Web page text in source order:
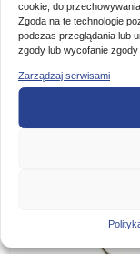
cookie, do
Zgoda na te technologie
podczas przeglądania lub
zgody lub wycofanie
Zarządzaj serwisami
BŁYSTKA
BIAŁA FLUO
3,5 g NR 2 4,5…
16,50zł
cena
16,50